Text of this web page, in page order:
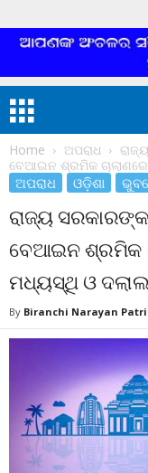
Home ଅପରାଧ
ବେଆଇନ ଶ୍ରମିକ
ଅପରାଧ ଓଡ଼ିଶା
ରାଜ୍ୟ
ବେଆଇନ ଶ୍ରମିକ
ମଧ୍ୟସ୍ଥି ଓ
By Biranchi Narayan Patri